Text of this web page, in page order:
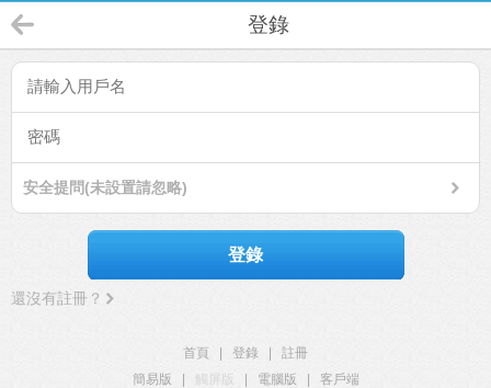
登錄
安全提問(未設置請忽略)
登錄
還沒有註冊？
首頁 登錄
註冊
簡易版
觸屏版 電腦版
客戶端